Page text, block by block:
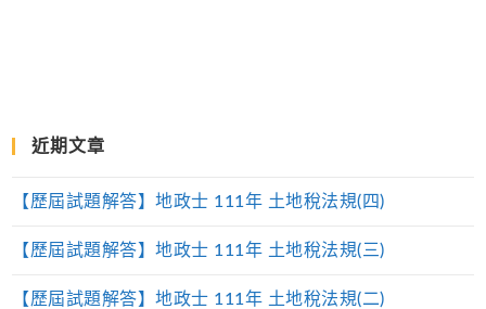
近期文章
【歷屆試題解答】地政士 111年 土地稅法規(四)
【歷屆試題解答】地政士 111年 土地稅法規(三)
【歷屆試題解答】地政士 111年 土地稅法規(二)